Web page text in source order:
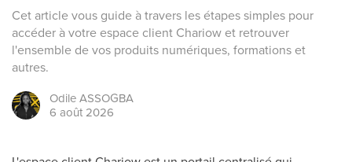
Cet article vous guide à travers les étapes simples pour
accéder à votre espace client Chariow et retrouver
l'ensemble de vos produits numériques, formations et
autres.
OdileASSOGBA
6 août 2026